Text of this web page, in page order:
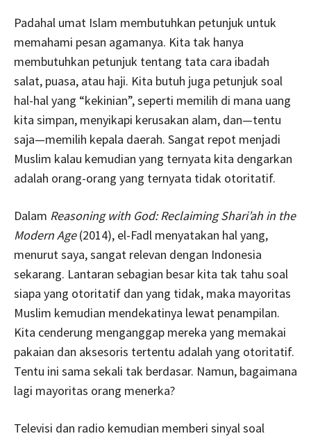
Padahal umat Islam membutuhkan petunjuk untuk
memahami pesan agamanya. Kita tak hanya
membutuhkan petunjuk tentang tata cara ibadah
salat, puasa, atau haji. Kita butuh juga petunjuk soal
hal-hal yang “kekinian”, seperti memilih di mana uang
kita simpan, menyikapi kerusakan alam, dan—tentu
saja—memilih kepala daerah. Sangat repot menjadi
Muslim kalau kemudian yang ternyata kita dengarkan
adalah orang-orang yang ternyata tidak otoritatif.
Dalam Reasoning with God: Reclaiming Shari’ah in the
Modern Age(2014), el-Fadl menyatakan hal yang,
menurut saya, sangat relevan dengan Indonesia
sekarang. Lantaran sebagian besar kita tak tahu soal
siapa yang otoritatif dan yang tidak, maka mayoritas
Muslim kemudian mendekatinya lewat penampilan.
Kita cenderung menganggap mereka yang memakai
pakaian dan aksesoris tertentu adalah yang otoritatif.
Tentu ini sama sekali tak berdasar. Namun, bagaimana
lagi mayoritas orang menerka?
Televisi dan radio kemudian memberi sinyal soal